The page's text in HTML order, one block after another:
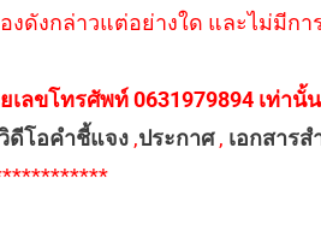
งดังกล่าวแต่อย่างใด และไม่มีก
ลขโทรศัพท์ 0631979894 เท่านั้น
ดีโอคำชี้แจง,ประกาศ, เอกสาร